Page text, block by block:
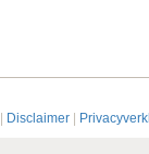
Disclaimer